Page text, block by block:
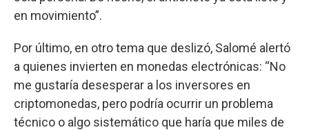
en movimiento”.
Por último, en otro tema que deslizó, Salomé alertó
a quienes invierten en monedas electrónicas: “No
me gustaría desesperar a los inversores en
criptomonedas, pero podría ocurrir un problema
técnico o algo sistemático que haría que miles de